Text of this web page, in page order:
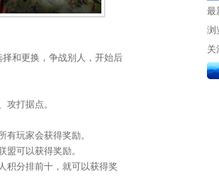
和更换，争战别人，开始后
打据点。
玩家会获得奖励。
可以获得奖励。
分排前十，就可以获得奖
最
浏
关